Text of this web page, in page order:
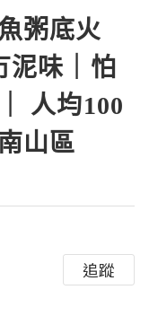
粥底火
泥味｜怕
人均100
山區
追蹤